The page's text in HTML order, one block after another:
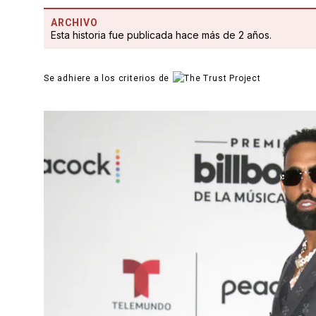
ARCHIVO
Esta historia fue publicada hace más de 2 años.
Se adhiere a los criterios de